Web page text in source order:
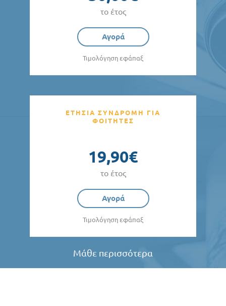
το έτος
Αγορά
Τιμολόγηση εφάπαξ
ΕΤΗΣΙΑ ΣΥΝΔΡΟΜΗ ΓΙΑ
ΦΟΙΤΗΤΕΣ
19,90€
το έτος
Αγορά
Τιμολόγηση εφάπαξ
Μάθε περισσότερα